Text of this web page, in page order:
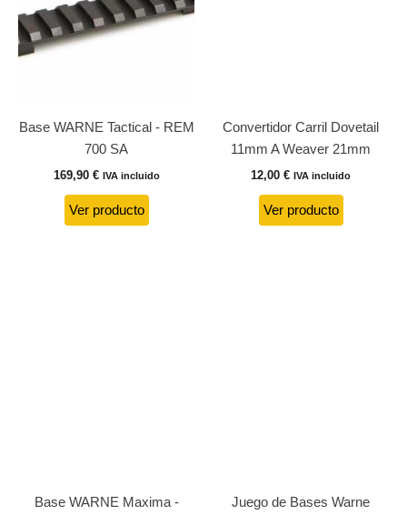
Base WARNE Tactical - REM
700 SA
169,90 € IVA incluido
Ver producto
Convertidor Carril Dovetail
11mm A Weaver 21mm
12,00 € IVA incluido
Ver producto
Base WARNE Maxima -
Juego de Bases Warne